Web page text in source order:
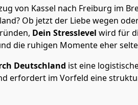
von Kassel nach Freiburg im
Ob jetzt der Liebe wegen
Dein Stresslevel wird für
die ruhigen Momente eher
Deutschland ist eine
erfordert im Vorfeld eine